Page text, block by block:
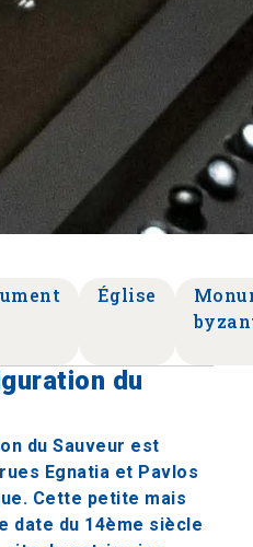
Église
du
du Sauveur est
Egnatia et Pavlos
Cette petite mais
date du 14ème siècle